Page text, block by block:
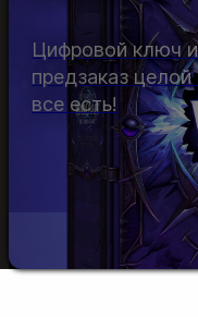
Цифровой ключ
предзаказ целой
все есть!